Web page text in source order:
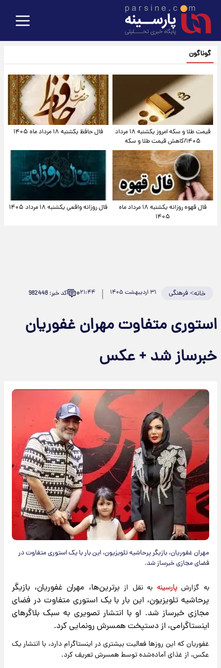
گوناگون
قیمت طلا و سکه امروز یکشنبه ۱۸ مرداد
۱۴۰۵/کاهش قیمت طلا و سکه
فال حافظ یکشنبه ۱۸ مرداد ماه ۱۴۰۵
فال قهوه روزانه یکشنبه ۱۸ مرداد ماه
۱۴۰۵
فال روزانه واقعی یکشنبه ۱۸ مرداد ۱۴۰۵
خانه>فرهنگی ۳۱ اردیبهشت ۱۴۰۵ ۲۱:۴۴۰ کد خبر: 982448
استوری متفاوت مهران غفوریان
خبرساز شد + عکس
مهران غفوریان، بازیگر پرحاشیه تلویزیون، این بار با یک استوری متفاوت در
فضای مجازی خبرساز شد.
به گزارش پارسینه به نقل از برترین‌ها، مهران غفوریان، بازیگر
پرحاشیه تلویزیون، این بار با یک استوری متفاوت در فضای
مجازی خبرساز شد. او با انتشار تصویری به سبک بلاگرهای
اینستاگرامی، از دستپخت همسرش رونمایی کرد.
غفوریان که این روزها فعالیت بیشتری در اینستاگرام دارد، با انتشار یک
عکس، از غذای آماده‌شده توسط همسرش تعریف کرد.